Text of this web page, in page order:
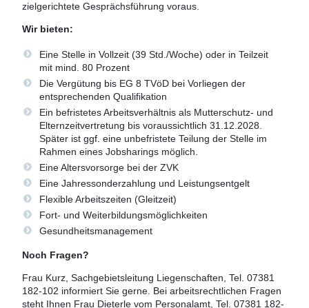
zielgerichtete Gesprächsführung voraus.
Wir bieten:
Eine Stelle in Vollzeit (39 Std./Woche) oder in Teilzeit
mit mind. 80 Prozent
Die Vergütung bis EG 8 TVöD bei Vorliegen der
entsprechenden Qualifikation
Ein befristetes Arbeitsverhältnis als Mutterschutz- und
Elternzeitvertretung bis voraussichtlich 31.12.2028.
Später ist ggf. eine unbefristete Teilung der Stelle im
Rahmen eines Jobsharings möglich.
Eine Altersvorsorge bei der ZVK
Eine Jahressonderzahlung und Leistungsentgelt
Flexible Arbeitszeiten (Gleitzeit)
Fort- und Weiterbildungsmöglichkeiten
Gesundheitsmanagement
Noch Fragen?
Frau Kurz, Sachgebietsleitung Liegenschaften, Tel. 07381
182-102 informiert Sie gerne. Bei arbeitsrechtlichen Fragen
steht Ihnen Frau Dieterle vom Personalamt, Tel. 07381 182-